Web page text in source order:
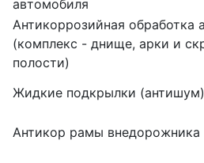
автомобиля
Антикоррозийная обработка
(комплекс - днище, арки и
полости)
Жидкие подкрылки (антишум)
Антикор рамы внедорожника